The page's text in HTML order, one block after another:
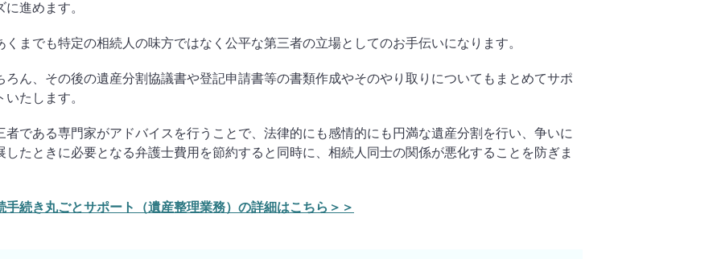
に進めます。
までも特定の相続人の味方ではなく公平な第三者の立場としてのお手伝いになります。
ろん、その後の遺産分割協議書や登記申請書等の書類作成やそのやり取りについてもまとめてサポ
いたします。
者である専門家がアドバイスを行うことで、法律的にも感情的にも円満な遺産分割を行い、争いに
したときに必要となる弁護士費用を節約すると同時に、相続人同士の関係が悪化することを防ぎま
手続き丸ごとサポート（遺産整理業務）の詳細はこちら＞＞